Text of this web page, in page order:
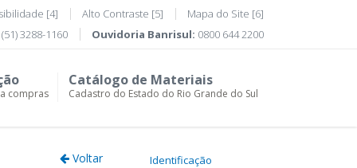
[4] Alto Contraste [5]
Mapa do Site [6]
(51) 3288-1160 Ouvidoria Banrisul: 0800 644 2200
compras
Catálogo de Materiais
Cadastro do Estado do Rio Grande do Sul
Voltar Identificação